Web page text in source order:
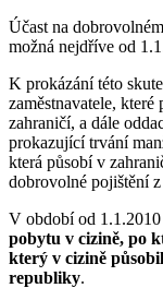
Účast na
možná nejdříve od
K prokázání této
zaměstnavatele,
zahraničí, a dále
prokazující trvání
která působí v
dobrovolné pojištění
V období od 1.1.2010
pobytu v cizině, po
který v cizině
republiky.